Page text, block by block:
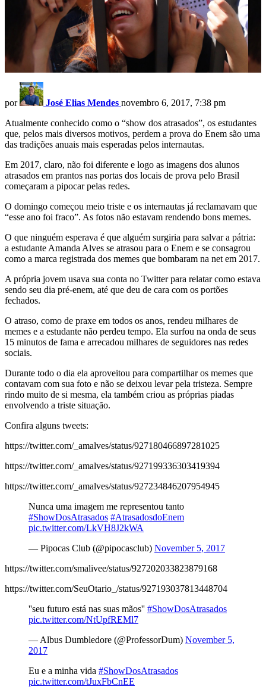
por José Elias Mendes novembro 6, 2017, 7:38 pm
Atualmente conhecido como o “show dos atrasados”, os estudantes
que, pelos mais diversos motivos, perdem a prova do Enem são uma
das tradições anuais mais esperadas pelos internautas.
Em 2017, claro, não foi diferente e logo as imagens dos alunos
atrasados em prantos nas portas dos locais de prova pelo Brasil
começaram a pipocar pelas redes.
O domingo começou meio triste e os internautas já reclamavam que
“esse ano foi fraco”. As fotos não estavam rendendo bons memes.
O que ninguém esperava é que alguém surgiria para salvar a pátria:
a estudante Amanda Alves se atrasou para o Enem e se consagrou
como a marca registrada dos memes que bombaram na net em 2017.
A própria jovem usava sua conta no Twitter para relatar como estava
sendo seu dia pré-enem, até que deu de cara com os portões
fechados.
O atraso, como de praxe em todos os anos, rendeu milhares de
memes e a estudante não perdeu tempo. Ela surfou na onda de seus
15 minutos de fama e arrecadou milhares de seguidores nas redes
sociais.
Durante todo o dia ela aproveitou para compartilhar os memes que
contavam com sua foto e não se deixou levar pela tristeza. Sempre
rindo muito de si mesma, ela também criou as próprias piadas
envolvendo a triste situação.
Confira alguns tweets:
https://twitter.com/_amalves/status/927180466897281025
https://twitter.com/_amalves/status/927199336303419394
https://twitter.com/_amalves/status/927234846207954945
Nunca uma imagem me representou tanto
#ShowDosAtrasados #AtrasadosdoEnem
pic.twitter.com/LkVH8J2kWA
— Pipocas Club (@pipocasclub) November 5, 2017
https://twitter.com/smalivee/status/927202033823879168
https://twitter.com/SeuOtario_/status/927193037813448704
''seu futuro está nas suas mãos'' #ShowDosAtrasados
pic.twitter.com/NtUpfREMl7
— Albus Dumbledore (@ProfessorDum) November 5,
2017
Eu e a minha vida #ShowDosAtrasados
pic.twitter.com/tJuxFbCnEE